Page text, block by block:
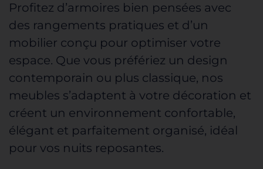
Profitez d’armoires bien pensées avec
des rangements pratiques et d’un
mobilier conçu pour optimiser votre
espace. Que vous préfériez un design
contemporain ou plus classique, nos
meubles s’adaptent à votre décoration et
créent un environnement confortable,
élégant et parfaitement organisé, idéal
pour vos nuits reposantes.